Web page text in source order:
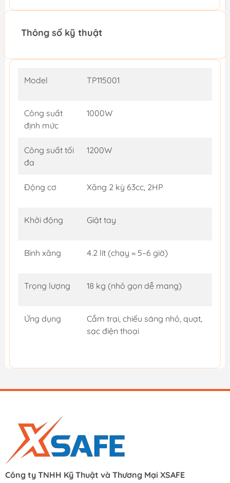
Thông số kỹ thuật
Model TP115001
Công suất
định mức
1000W
Công suất tối
đa
1200W
Động cơ Xăng 2 kỳ 63cc, 2HP
Khởi động Giật tay
Bình xăng 4.2 lít (chạy ≈ 5–6 giờ)
Trọng lượng 18 kg (nhỏ gọn dễ mang)
Ứng dụng
Cắm trại, chiếu sáng nhỏ, quạt,
sạc điện thoại
Công ty TNHH Kỹ Thuật và Thương Mại XSAFE